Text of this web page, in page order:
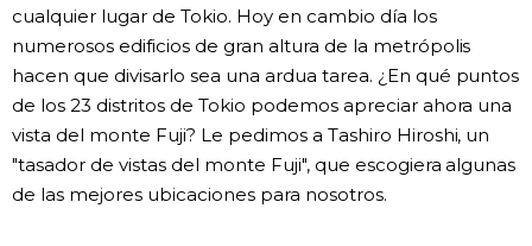
cualquier lugar de Tokio. Hoy en cambio día los
numerosos edificios de gran altura de la metrópolis
hacen que divisarlo sea una ardua tarea. ¿En qué puntos
de los 23 distritos de Tokio podemos apreciar ahora una
vista del monte Fuji? Le pedimos a Tashiro Hiroshi, un
"tasador de vistas del monte Fuji", que escogiera algunas
de las mejores ubicaciones para nosotros.